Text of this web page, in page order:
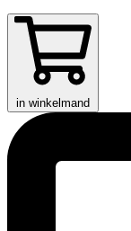
in winkelmand